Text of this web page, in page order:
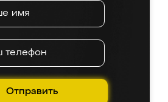
Отправить